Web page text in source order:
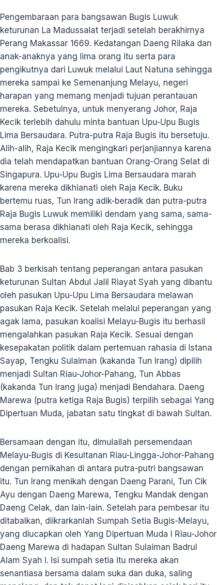
Pengembaraan para bangsawan Bugis Luwuk
keturunan La Madussalat terjadi setelah berakhirnya
Perang Makassar 1669. Kedatangan Daeng Rilaka dan
anak-anaknya yang lima orang itu serta para
pengikutnya dari Luwuk melalui Laut Natuna sehingga
mereka sampai ke Semenanjung Melayu, negeri
harapan yang memang menjadi tujuan perantauan
mereka. Sebetulnya, untuk menyerang Johor, Raja
Kecik terlebih dahulu minta bantuan Upu-Upu Bugis
Lima Bersaudara. Putra-putra Raja Bugis itu bersetuju.
Alih-alih, Raja Kecik mengingkari perjanjiannya karena
dia telah mendapatkan bantuan Orang-Orang Selat di
Singapura. Upu-Upu Bugis Lima Bersaudara marah
karena mereka dikhianati oleh Raja Kecik. Buku
bertemu ruas, Tun Irang adik-beradik dan putra-putra
Raja Bugis Luwuk memiliki dendam yang sama, sama-
sama berasa dikhianati oleh Raja Kecik, sehingga
mereka berkoalisi.
Bab 3 berkisah tentang peperangan antara pasukan
keturunan Sultan Abdul Jalil Riayat Syah yang dibantu
oleh pasukan Upu-Upu Lima Bersaudara melawan
pasukan Raja Kecik. Setelah melalui peperangan yang
agak lama, pasukan koalisi Melayu-Bugis itu berhasil
mengalahkan pasukan Raja Kecik. Sesuai dengan
kesepakatan politik dalam pertemuan rahasia di Istana
Sayap, Tengku Sulaiman (kakanda Tun Irang) dipilih
menjadi Sultan Riau-Johor-Pahang, Tun Abbas
(kakanda Tun Irang juga) menjadi Bendahara. Daeng
Marewa (putra ketiga Raja Bugis) terpilih sebagai Yang
Dipertuan Muda, jabatan satu tingkat di bawah Sultan.
Bersamaan dengan itu, dimulailah persemendaan
Melayu-Bugis di Kesultanan Riau-Lingga-Johor-Pahang
dengan pernikahan di antara putra-putri bangsawan
itu. Tun Irang menikah dengan Daeng Parani, Tun Cik
Ayu dengan Daeng Marewa, Tengku Mandak dengan
Daeng Celak, dan lain-lain. Setelah para pembesar itu
ditabalkan, diikrarkanlah Sumpah Setia Bugis-Melayu,
yang diucapkan oleh Yang Dipertuan Muda I Riau-Johor
Daeng Marewa di hadapan Sultan Sulaiman Badrul
Alam Syah I. Isi sumpah setia itu mereka akan
senantiasa bersama dalam suka dan duka, saling